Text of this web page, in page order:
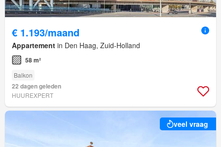
€ 1.193/maand
Appartement in Den Haag, Zuid-Holland
58 m²
Balkon
22 dagen geleden
HUUREXPERT
veel vraag